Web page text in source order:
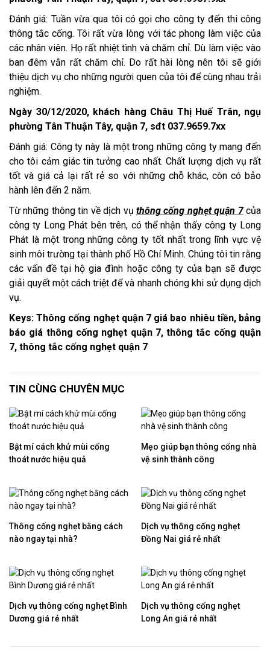
Đánh giá: Tuần vừa qua tôi có gọi cho công ty đến thi công
thông tắc cống. Tôi rất vừa lòng với tác phong làm việc của
các nhân viên. Họ rất nhiệt tình và chăm chỉ. Dù làm việc vào
ban đêm vẫn rất chăm chỉ. Do rất hài lòng nên tôi sẽ giới
thiệu dịch vụ cho những người quen của tôi để cùng nhau trải
nghiệm.
Ngày 30/12/2020, khách hàng Châu Thị Huế Trân, ngụ
phường Tân Thuận Tây, quận 7, sđt 037.9659.7xx
Đánh giá: Công ty này là một trong những công ty mang đến
cho tôi cảm giác tin tưởng cao nhất. Chất lượng dịch vụ rất
tốt và giá cả lại rất rẻ so với những chỗ khác, còn có bảo
hành lên đến 2 năm.
Từ những thông tin về dịch vụ thông cống nghẹt quận 7của
công ty Long Phát bên trên, có thể nhận thấy công ty Long
Phát là một trong những công ty tốt nhất trong lĩnh vực vệ
sinh môi trường tại thành phố Hồ Chí Minh. Chúng tôi tin rằng
các vấn đề tại hộ gia đình hoặc công ty của bạn sẽ được
giải quyết một cách triệt để và nhanh chóng khi sử dụng dịch
vụ.
Keys: Thông cống nghẹt quận 7 giá bao nhiêu tiền, bảng
báo giá thông cống nghẹt quận 7, thông tắc cống quận
7, thông tắc cống nghẹt quận 7
TIN CÙNG CHUYÊN MỤC
Bật mí cách khử mùi cống
thoát nước hiệu quả
Mẹo giúp bạn thông cống nhà
vệ sinh thành công
Thông cống nghẹt bằng cách
nào ngay tại nhà?
Dịch vụ thông cống nghẹt
Đồng Nai giá rẻ nhất
Dịch vụ thông cống nghẹt Bình
Dương giá rẻ nhất
Dịch vụ thông cống nghẹt
Long An giá rẻ nhất